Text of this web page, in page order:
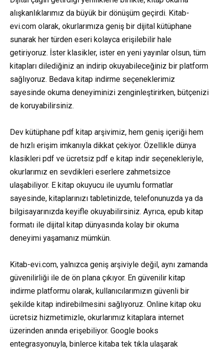
alışkanlıklarımız da büyük bir dönüşüm geçirdi. Kitab-
evi.com olarak, okurlarımıza geniş bir dijital kütüphane
sunarak her türden eseri kolayca erişilebilir hale
getiriyoruz. İster klasikler, ister en yeni yayınlar olsun, tüm
kitapları dilediğiniz an indirip okuyabileceğiniz bir platform
sağlıyoruz. Bedava kitap indirme seçeneklerimiz
sayesinde okuma deneyiminizi zenginleştirirken, bütçenizi
de koruyabilirsiniz.
Dev kütüphane pdf kitap arşivimiz, hem geniş içeriği hem
de hızlı erişim imkanıyla dikkat çekiyor. Özellikle dünya
klasikleri pdf ve ücretsiz pdf e kitap indir seçenekleriyle,
okurlarımız en sevdikleri eserlere zahmetsizce
ulaşabiliyor. E kitap okuyucu ile uyumlu formatlar
sayesinde, kitaplarınızı tabletinizde, telefonunuzda ya da
bilgisayarınızda keyifle okuyabilirsiniz. Ayrıca, epub kitap
formatı ile dijital kitap dünyasında kolay bir okuma
deneyimi yaşamanız mümkün.
Kitab-evi.com, yalnızca geniş arşiviyle değil, aynı zamanda
güvenilirliği ile de ön plana çıkıyor. En güvenilir kitap
indirme platformu olarak, kullanıcılarımızın güvenli bir
şekilde kitap indirebilmesini sağlıyoruz. Online kitap oku
ücretsiz hizmetimizle, okurlarımız kitaplara internet
üzerinden anında erişebiliyor. Google books
entegrasyonuyla, binlerce kitaba tek tıkla ulaşarak